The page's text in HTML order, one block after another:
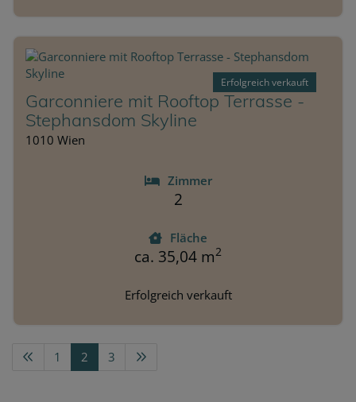
Erfolgreich verkauft
Garconniere mit Rooftop Terrasse -
Stephansdom Skyline
1010 Wien
Zimmer
2
Fläche
ca. 35,04 m2
Erfolgreich verkauft
1 2 3